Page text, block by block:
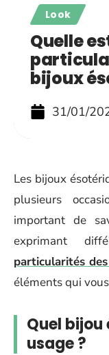
Look
Quelle
bijoux
31/01/
Les bijoux
plusieurs
important de
exprimant
particularités
éléments qui
Quel
usage ?